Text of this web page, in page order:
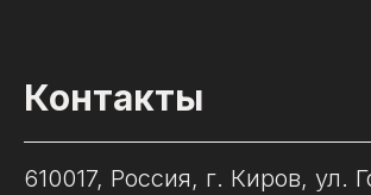
Контакты
610017, Россия, г. Киров, ул.